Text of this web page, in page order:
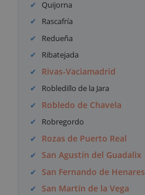
Quijorna
Rascafría
Redueña
Ribatejada
Rivas-Vaciamadrid
Robledillo de la Jara
Robledo de Chavela
Robregordo
Rozas de Puerto Real
San Agustín del Guadalix
San Fernando de Henares
San Martín de la Vega